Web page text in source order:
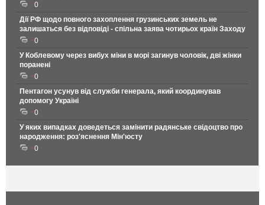
0
Дії РФ щодо повного захоплення грузинських земель не
залишаться без відповіді - спільна заява чотирьох країн Заходу
0
У Коблевому через вибух міни в морі загинув чоловік, дві жінки
поранені
0
Пентагон усунув від служби генерала, який координував
допомогу Україні
0
У яких випадках доведеться замінити радянське свідоцтво про
народження: роз'яснення Мін'юсту
0